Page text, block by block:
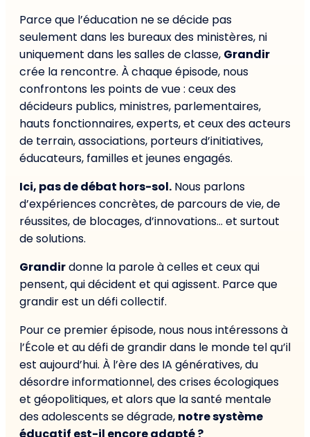
Parce que l’éducation ne se décide pas
seulement dans les bureaux des ministères, ni
uniquement dans les salles de classe, Grandir
crée la rencontre. À chaque épisode, nous
confrontons les points de vue : ceux des
décideurs publics, ministres, parlementaires,
hauts fonctionnaires, experts, et ceux des acteurs
de terrain, associations, porteurs d’initiatives,
éducateurs, familles et jeunes engagés.
Ici, pas de débat hors-sol. Nous parlons
d’expériences concrètes, de parcours de vie, de
réussites, de blocages, d’innovations… et surtout
de solutions.
Grandirdonne la parole à celles et ceux qui
pensent, qui décident et qui agissent. Parce que
grandir est un défi collectif.
Pour ce premier épisode, nous nous intéressons à
l’École et au défi de grandir dans le monde tel qu’il
est aujourd’hui. À l’ère des IA génératives, du
désordre informationnel, des crises écologiques
et géopolitiques, et alors que la santé mentale
des adolescents se dégrade, notre système
éducatif est-il encore adapté ?